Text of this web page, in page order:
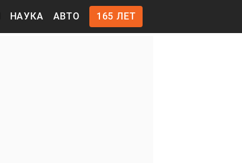
НАУКА АВТО 165 ЛЕТ